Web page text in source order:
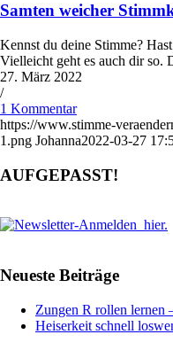
Samten weicher
Kennst du deine Stimme?
Vielleicht geht es auch dir so.
27. März 2022
/
1 Kommentar
https://www.stimme-
1.png Johanna2022-03-27
AUFGEPASST!
Neueste Beiträge
Zungen R rollen lernen
Heiserkeit schnell